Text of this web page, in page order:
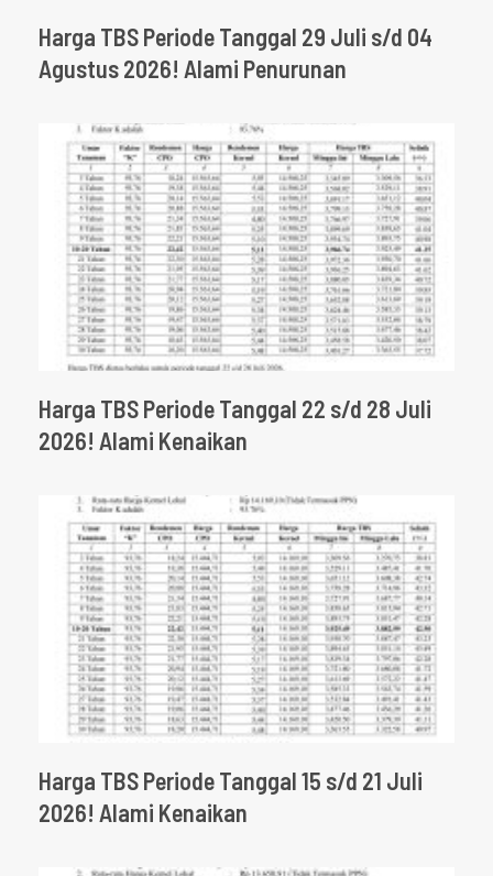
Harga TBS Periode Tanggal 29 Juli s/d 04
Agustus 2026! Alami Penurunan
Harga TBS Periode Tanggal 22 s/d 28 Juli
2026! Alami Kenaikan
Harga TBS Periode Tanggal 15 s/d 21 Juli
2026! Alami Kenaikan